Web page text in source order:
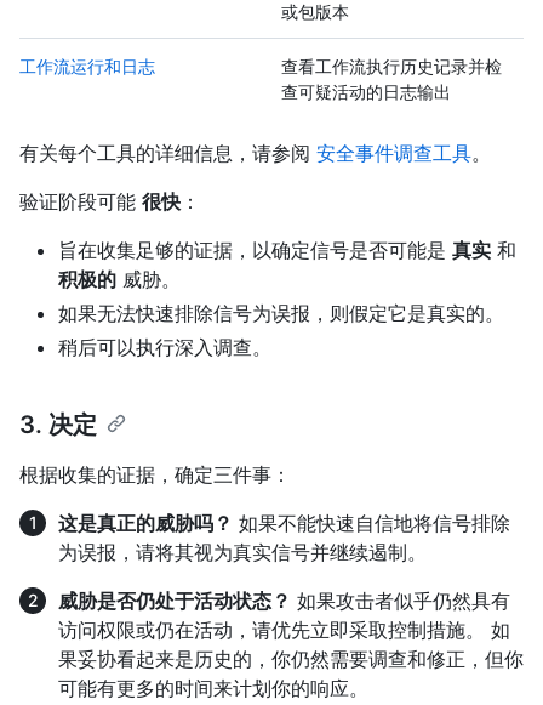
或包版本
工作流运行和日志
查看工作流执行历史记录并检
查可疑活动的日志输出
有关每个工具的详细信息，请参阅 安全事件调查工具。
验证阶段可能 很快 ：
旨在收集足够的证据，以确定信号是否可能是 真实 和
积极的 威胁。
如果无法快速排除信号为误报，则假定它是真实的。
稍后可以执行深入调查。
3. 决定
根据收集的证据，确定三件事：
这是真正的威胁吗？ 如果不能快速自信地将信号排除
为误报，请将其视为真实信号并继续遏制。
威胁是否仍处于活动状态？ 如果攻击者似乎仍然具有
访问权限或仍在活动，请优先立即采取控制措施。 如
果妥协看起来是历史的，你仍然需要调查和修正，但你
可能有更多的时间来计划你的响应。